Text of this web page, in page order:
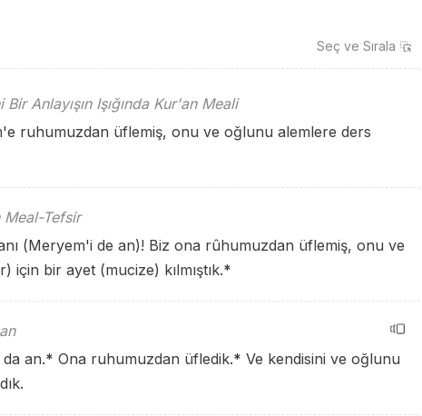
Seç ve Sırala
Bir Anlayışın Işığında Kur'an Meali
ruhumuzdan üflemiş, onu ve oğlunu alemlere ders
Meal-Tefsir
(Meryem'i de an)! Biz ona rûhumuzdan üflemiş, onu ve
için bir ayet (mucize) kılmıştık.*
an.* Ona ruhumuzdan üfledik.* Ve kendisini ve oğlunu